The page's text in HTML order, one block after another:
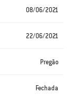
08/06/2021
22/06/2021
Pregão
Fechada